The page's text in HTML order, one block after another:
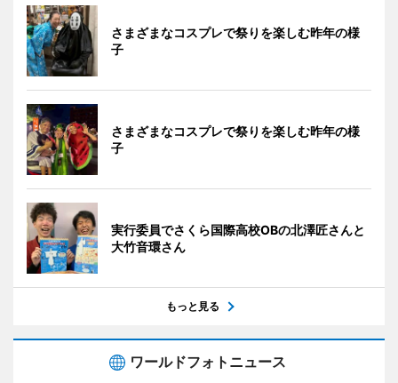
さまざまなコスプレで祭りを楽しむ昨年の様
子
さまざまなコスプレで祭りを楽しむ昨年の様
子
実行委員でさくら国際高校OBの北澤匠さんと
大竹音環さん
もっと見る
ワールドフォトニュース